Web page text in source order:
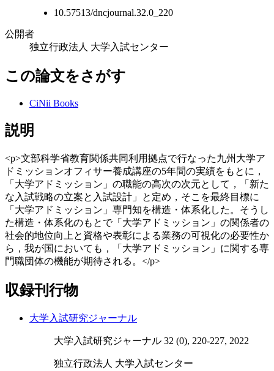
10.57513/dncjournal.32.0_220
公開者
独立行政法人 大学入試センター
この論文をさがす
CiNii Books
説明
<p>文部科学省教育関係共同利用拠点で行なった九州大学ア
ドミッションオフィサー養成講座の5年間の実績をもとに，
「大学アドミッション」の職能の高次の次元として，「新た
な入試戦略の立案と入試設計」と定め，そこを最終目標に
「大学アドミッション」専門知を構造・体系化した。そうし
た構造・体系化のもとで「大学アドミッション」の関係者の
社会的地位向上と資格や表彰による業務の可視化の必要性か
ら，我が国においても，「大学アドミッション」に関する専
門職団体の機能が期待される。</p>
収録刊行物
大学入試研究ジャーナル
大学入試研究ジャーナル 32 (0), 220-227, 2022
独立行政法人 大学入試センター